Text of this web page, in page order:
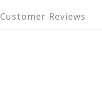
Customer Reviews